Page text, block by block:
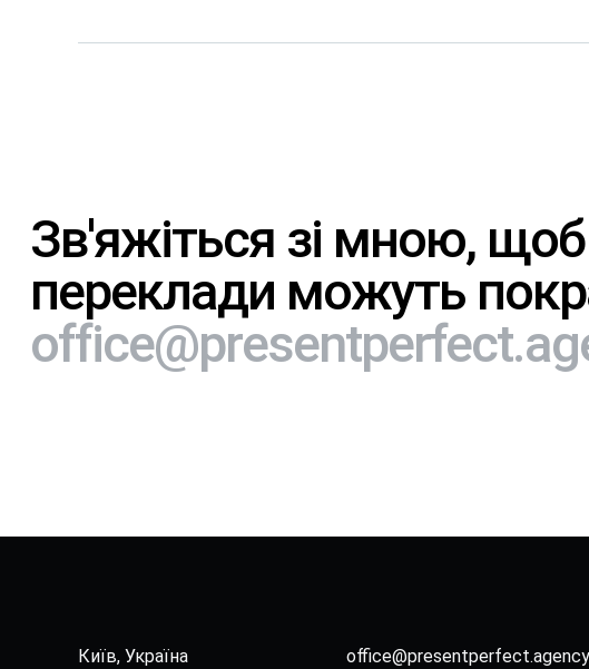
Зв'яжіться зі мною, щоб
переклади можуть
Київ, Україна
office@presentperfect.agency